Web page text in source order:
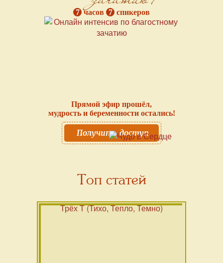
7 часов 7 спикеров
Прямой эфир прошёл,
мудрость и беременности остались!
Получить доступ
Топ статей